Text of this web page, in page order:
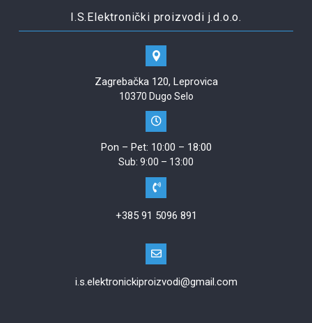
I.S.Elektronički proizvodi j.d.o.o.
Zagrebačka 120, Leprovica
10370 Dugo Selo
Pon – Pet: 10:00 – 18:00
Sub: 9:00 – 13:00
+385 91 5096 891
i.s.elektronickiproizvodi@gmail.com